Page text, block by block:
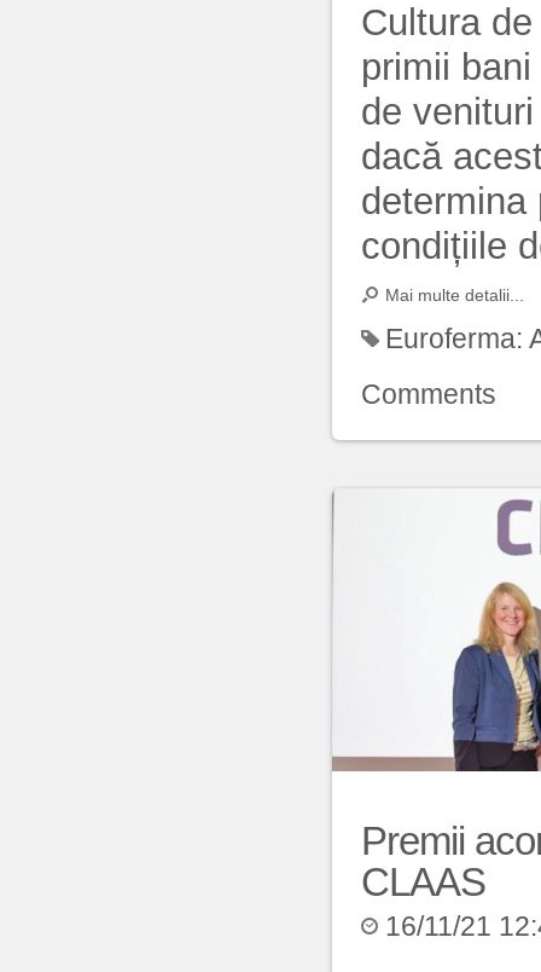
Cultura
primii
de
dacă
determina
condițiile
Mai multe detalii...
Euroferma:
Comments
Premii
CLAAS
16/11/21